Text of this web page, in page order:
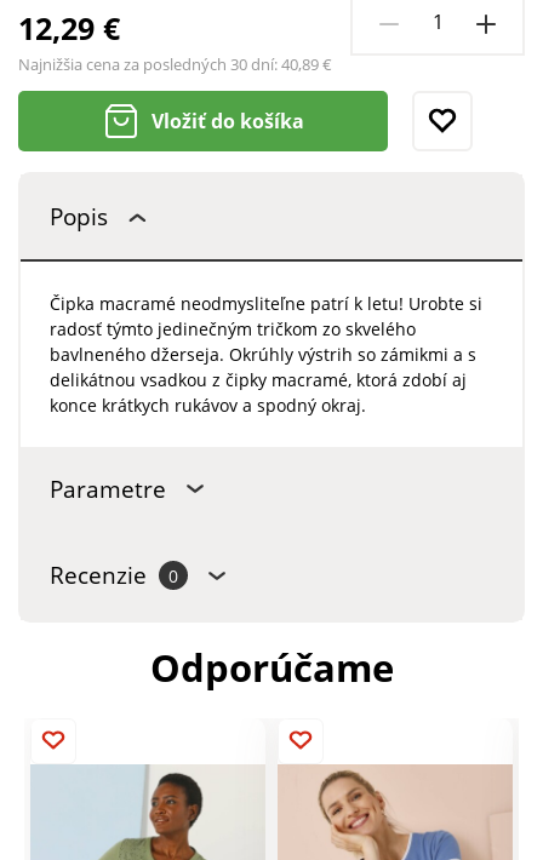
12,29 €
Najnižšia cena za posledných 30 dní:40,89 €
Vložiť do košíka
Popis
Čipka macramé neodmysliteľne patrí k letu! Urobte si
radosť týmto jedinečným tričkom zo skvelého
bavlneného džerseja. Okrúhly výstrih so zámikmi a s
delikátnou vsadkou z čipky macramé, ktorá zdobí aj
konce krátkych rukávov a spodný okraj.
Parametre
Recenzie 0
Odporúčame